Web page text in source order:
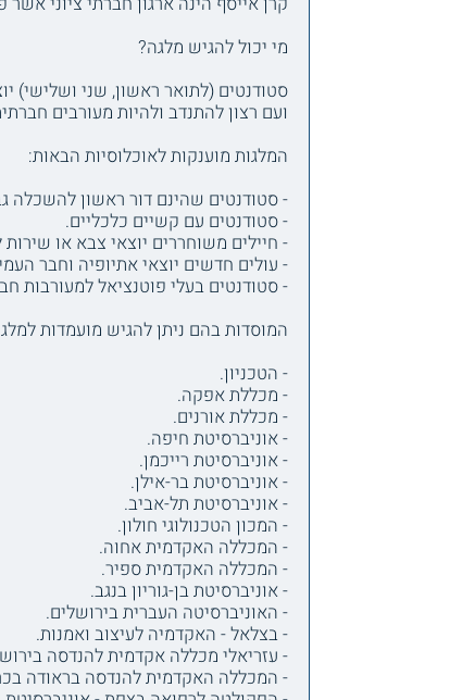
מי יכול להגיש מלגה?
סטודנטים (לתואר ראשון, שני ושלישי)
ועם רצון להתנדב ולהיות מעורבים
המלגות מוענקות לאוכלוסיות הבאות:
- סטודנטים שהינם דור ראשון להשכלה
- סטודנטים עם קשיים כלכליים.
- חיילים משוחררים יוצאי צבא או שירות
- עולים חדשים יוצאי אתיופיה וחבר
- סטודנטים בעלי פוטנציאל למעורבות
המוסדות בהם ניתן להגיש מועמדות
- הטכניון.
- מכללת אפקה.
- מכללת אורנים.
- אוניברסיטת חיפה.
- אוניברסיטת רייכמן.
- אוניברסיטת בר-אילן.
- אוניברסיטת תל-אביב.
- המכון הטכנולוגי חולון.
- המכללה האקדמית אחוה.
- המכללה האקדמית ספיר.
- אוניברסיטת בן-גוריון בנגב.
- האוניברסיטה העברית בירושלים.
- בצלאל - האקדמיה לעיצוב ואמנות.
- עזריאלי מכללה אקדמית להנדסה
- המכללה האקדמית להנדסה בראודה